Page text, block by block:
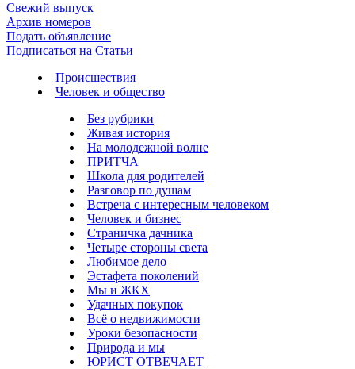
Свежий выпуск
Архив номеров
Подать объявление
Подписаться на Статьи
Происшествия
Человек и общество
Без рубрики
Живая история
На молодежной волне
ПРИТЧА
Школа для родителей
Разговор по душам
Встреча с интересным человеком
Человек и бизнес
Страничка дачника
Четыре стороны света
Любимое дело
Эстафета поколений
Мы и ЖКХ
Удачных покупок
Всё о недвижимости
Уроки безопасности
Природа и мы
ЮРИСТ ОТВЕЧАЕТ